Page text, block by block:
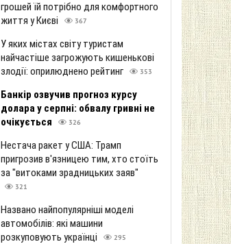
грошей їй потрібно для комфортного
життя у Києві
367
У яких містах світу туристам
найчастіше загрожують кишенькові
злодії: оприлюднено рейтинг
353
Банкір озвучив прогноз курсу
долара у серпні: обвалу гривні не
очікується
326
Нестача ракет у США: Трамп
пригрозив в'язницею тим, хто стоїть
за "витоками зрадницьких заяв"
321
Названо найпопулярніші моделі
автомобілів: які машини
розкуповують українці
295